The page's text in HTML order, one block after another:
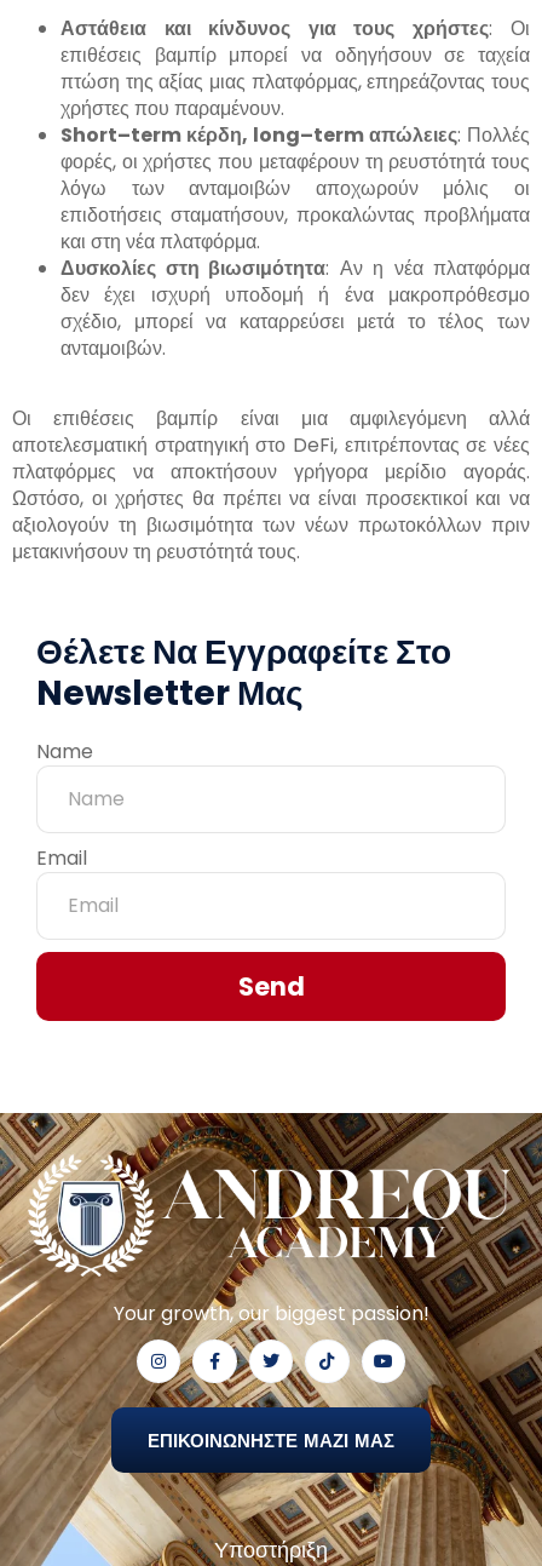
Αστάθεια και κίνδυνος για τους χρήστες: Οι
επιθέσεις βαμπίρ μπορεί να οδηγήσουν σε ταχεία
πτώση της αξίας μιας πλατφόρμας, επηρεάζοντας τους
χρήστες που παραμένουν.
Short–term κέρδη, long–termαπώλειες: Πολλές
φορές, οι χρήστες που μεταφέρουν τη ρευστότητά τους
λόγω των ανταμοιβών αποχωρούν μόλις οι
επιδοτήσεις σταματήσουν, προκαλώντας προβλήματα
και στη νέα πλατφόρμα.
Δυσκολίες στη βιωσιμότητα: Αν η νέα πλατφόρμα
δεν έχει ισχυρή υποδομή ή ένα μακροπρόθεσμο
σχέδιο, μπορεί να καταρρεύσει μετά το τέλος των
ανταμοιβών.
Οι επιθέσεις βαμπίρ είναι μια αμφιλεγόμενη αλλά
αποτελεσματική στρατηγική στο DeFi, επιτρέποντας σε νέες
πλατφόρμες να αποκτήσουν γρήγορα μερίδιο αγοράς.
Ωστόσο, οι χρήστες θα πρέπει να είναι προσεκτικοί και να
αξιολογούν τη βιωσιμότητα των νέων πρωτοκόλλων πριν
μετακινήσουν τη ρευστότητά τους.
Θέλετε Να Εγγραφείτε Στο
Newsletter Μας
Name
Email
Send
Your growth, our biggest passion!
ΕΠΙΚΟΙΝΩΝΗΣΤΕ ΜΑΖΙ ΜΑΣ
Υποστήριξη